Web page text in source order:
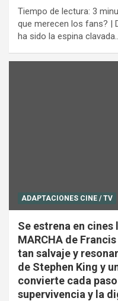
Tiempo de lectura: 3
que merecen los fans? |
ha sido la espina
ADAPTACIONES CINE / TV
Se estrena en cines
MARCHA de
tan salvaje y
de Stephen King y
convierte cada
supervivencia y la